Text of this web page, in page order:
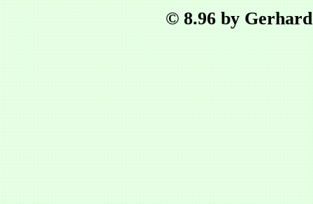
© 8.96 by